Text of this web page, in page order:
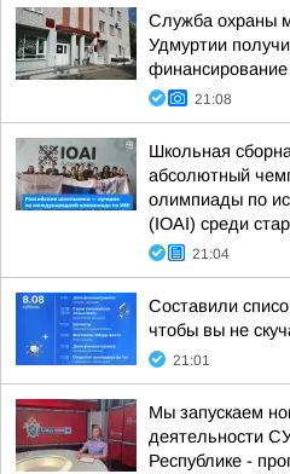
Служба охраны
Удмуртии
финансирование
21:08
Школьная
абсолютный
олимпиады по
(IOAI) среди
21:04
Составили
чтобы вы не
21:01
Мы запускаем
деятельности
Республике -